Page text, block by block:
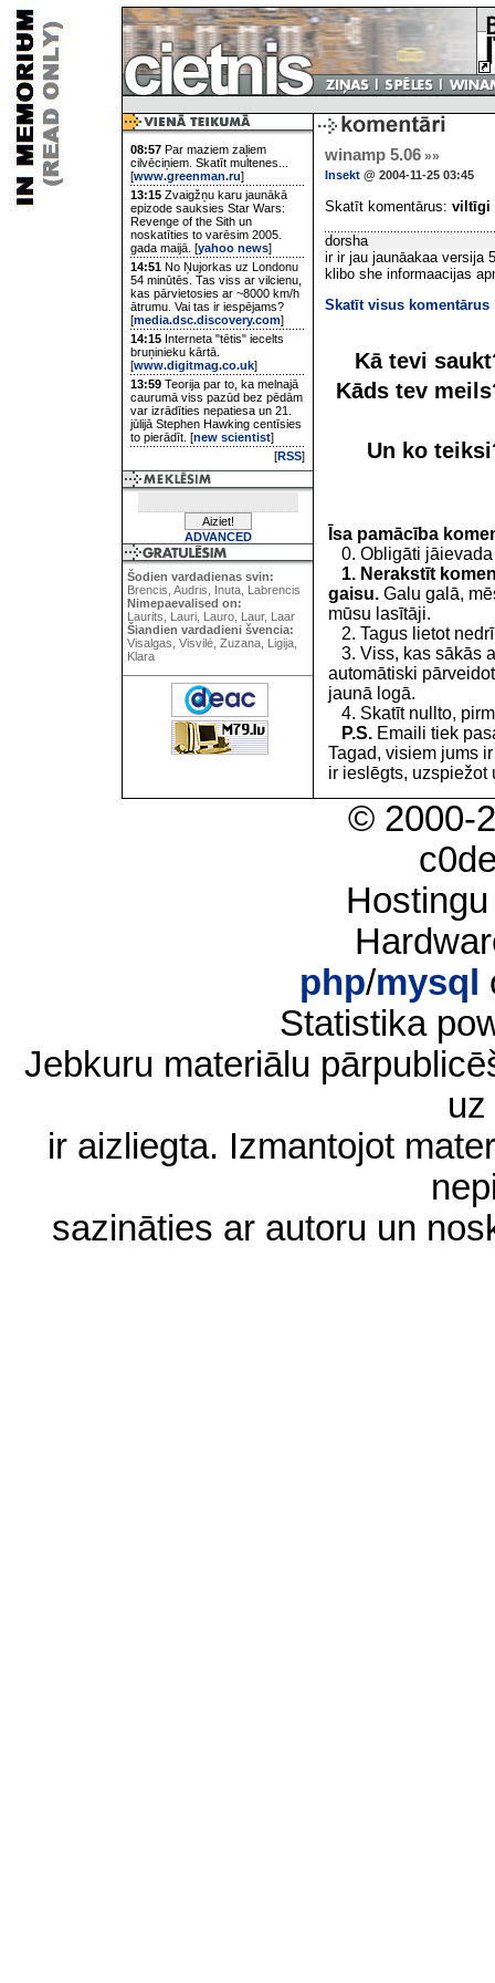
08:57 Par maziem zaļiem
cilvēciņiem. Skatīt multenes...
[www.greenman.ru]
13:15 Zvaigžņu karu jaunākā
epizode sauksies Star Wars:
Revenge of the Sith un
noskatīties to varēsim 2005.
gada maijā. [yahoo news]
14:51 No Ņujorkas uz Londonu
54 minūtēs. Tas viss ar vilcienu,
kas pārvietosies ar ~8000 km/h
ātrumu. Vai tas ir iespējams?
[media.dsc.discovery.com]
14:15 Interneta "tētis" iecelts
bruņinieku kārtā.
[www.digitmag.co.uk]
13:59 Teorija par to, ka melnajā
caurumā viss pazūd bez pēdām
var izrādīties nepatiesa un 21.
jūlijā Stephen Hawking centīsies
to pierādīt. [new scientist]
[RSS]
ADVANCED
Šodien vardadienas svin:
Brencis, Audris, Inuta, Labrencis
Nimepaevalised on:
Laurits, Lauri, Lauro, Laur, Laar
Šiandien vardadieni švencia:
Visalgas, Visvilė, Zuzana, Ligija,
Klara
winamp 5.06 »»
Insekt @ 2004-11-25 03:45
Skatīt komentārus: viltīgi
dorsha
ir ir jau jaunāakaa versija
klibo she informaacijas
Skatīt visus komentārus
Kā tevi
Kāds tev
Un ko
Īsa pamācība
0. Obligāti jāievada
1. Nerakstīt
gaisu. Galu galā,
mūsu lasītāji.
2. Tagus lietot
3. Viss, kas sākās
automātiski
jaunā logā.
4. Skatīt nullto,
P.S. Emaili tiek
Tagad, visiem jums
ir ieslēgts, uzspiežot
© 2000-
php/mysql
Statistika
Jebkuru materiālu
ir aizliegta. Izmantojot
sazināties ar autoru un